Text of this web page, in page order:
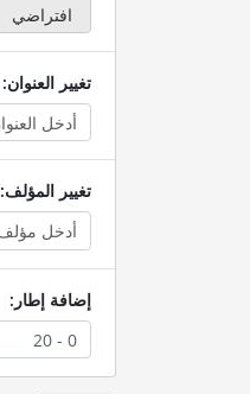
تغيير العنوان:
تغيير المؤلف:
إضافة إطار: